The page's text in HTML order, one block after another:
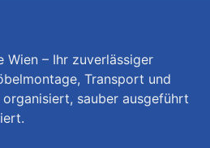
Wien – Ihr zuverlässiger
Transport und
sauber ausgeführt